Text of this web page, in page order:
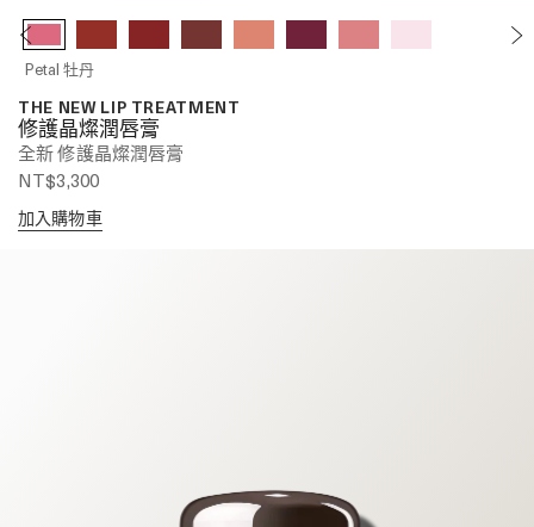
Petal 牡丹
THE NEW LIP TREATMENT
修護晶燦潤唇膏
全新 修護晶燦潤唇膏
NT$3,300
加入購物車